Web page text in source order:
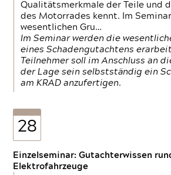
Qualitätsmerkmale der Teile und
des Motorrades kennt. Im
wesentlichen Gru…
Im Seminar werden die
eines Schadengutachtens
Teilnehmer soll im Anschluss an
der Lage sein selbstständig ein
am KRAD anzufertigen.
28
Einzelseminar: Gutachterwissen
Elektrofahrzeuge